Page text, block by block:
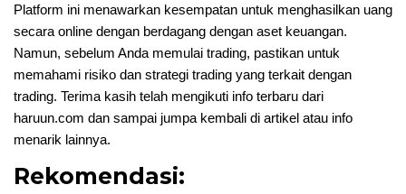
Platform ini menawarkan kesempatan untuk menghasilkan uang
secara online dengan berdagang dengan aset keuangan.
Namun, sebelum Anda memulai trading, pastikan untuk
memahami risiko dan strategi trading yang terkait dengan
trading. Terima kasih telah mengikuti info terbaru dari
haruun.com dan sampai jumpa kembali di artikel atau info
menarik lainnya.
Rekomendasi: